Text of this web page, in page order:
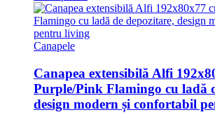
Canapele
Canapea extensibilă Alfi
Purple/Pink Flamingo cu ladă
design modern și confortabil